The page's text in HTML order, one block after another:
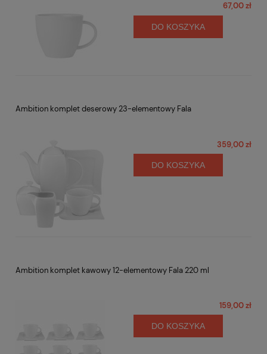
67,00 zł
DO KOSZYKA
Ambition komplet deserowy 23-elementowy Fala
359,00 zł
DO KOSZYKA
Ambition komplet kawowy 12-elementowy Fala 220 ml
159,00 zł
DO KOSZYKA